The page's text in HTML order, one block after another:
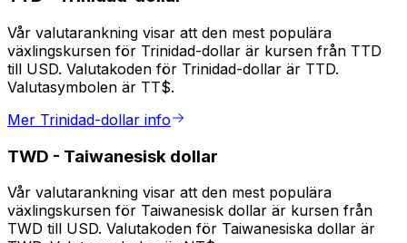
Vår valutarankning visar att den mest populära
växlingskursen för Trinidad-dollar är kursen från TTD
till USD. Valutakoden för Trinidad-dollar är TTD.
Valutasymbolen är TT$.
Mer Trinidad-dollar info
TWD - Taiwanesisk dollar
Vår valutarankning visar att den mest populära
växlingskursen för Taiwanesisk dollar är kursen från
TWD till USD. Valutakoden för Taiwanesiska dollar är